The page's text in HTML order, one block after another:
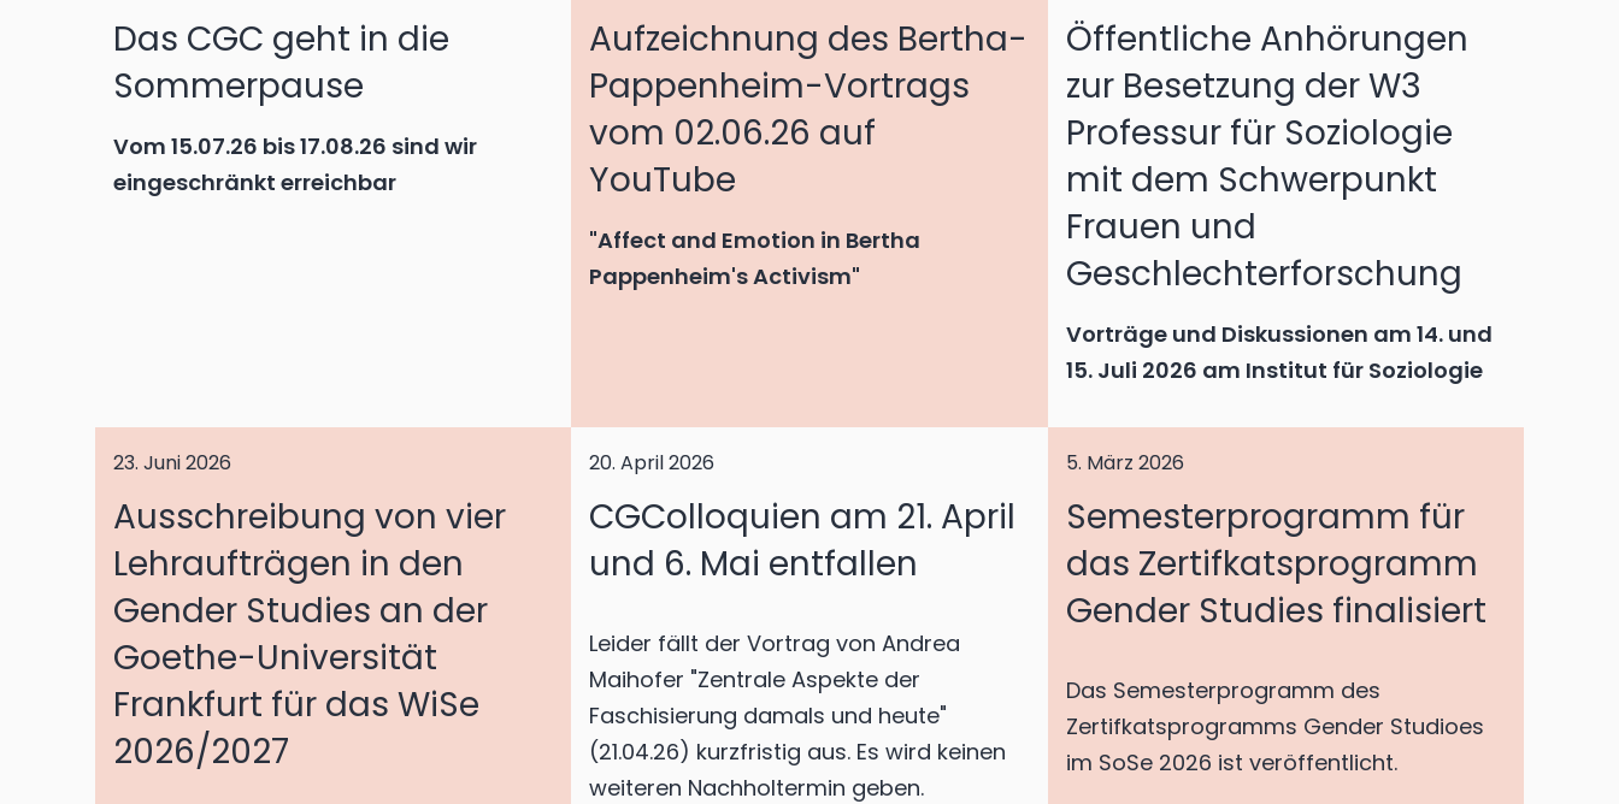
Das CGC geht in die
Sommerpause
Vom 15.07.26 bis 17.08.26 sind wir
eingeschränkt erreichbar
Aufzeichnung des Bertha-
Pappenheim-Vortrags
vom 02.06.26 auf
YouTube
"Affect and Emotion in Bertha
Pappenheim's Activism"
Öffentliche Anhörungen
zur Besetzung der W3
Professur für Soziologie
mit dem Schwerpunkt
Frauen und
Geschlechterforschung
Vorträge und Diskussionen am 14. und
15. Juli 2026 am Institut für Soziologie
23. Juni 2026
Ausschreibung von vier
Lehraufträgen in den
Gender Studies an der
Goethe-Universität
Frankfurt für das WiSe
2026/2027
20. April 2026
CGColloquien am 21. April
und 6. Mai entfallen
Leider fällt der Vortrag von Andrea
Maihofer "Zentrale Aspekte der
Faschisierung damals und heute"
(21.04.26) kurzfristig aus. Es wird keinen
weiteren Nachholtermin geben.
5. März 2026
Semesterprogramm für
das Zertifkatsprogramm
Gender Studies finalisiert
Das Semesterprogramm des
Zertifkatsprogramms Gender Studioes
im SoSe 2026 ist veröffentlicht.